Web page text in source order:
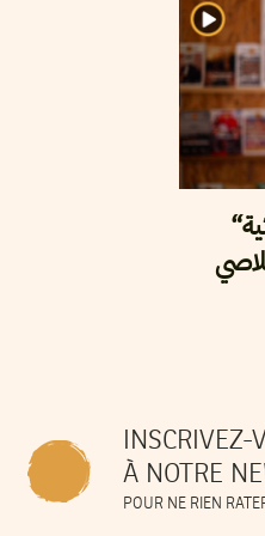
INSCRIVEZ-
À NOTRE
POUR NE RIEN